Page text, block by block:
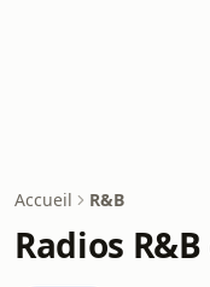
Accueil R&B
Radios